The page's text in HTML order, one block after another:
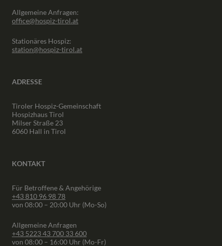
Allgemeine Anfragen:
office@hospiz-tirol.at
Stationäres Hospiz:
station@hospiz-tirol.at
ADRESSE
Tiroler Hospiz-Gemeinschaft
Hospizhaus Tirol
Milser Straße 23
6060 Hall in Tirol
KONTAKT
Für Betroffene & Angehörige
+43 810 96 98 78
von 08:00 – 20:00 Uhr (Mo-So)
Allgemeine Anfragen
+43 5223 43 700 33 600
von 08:00 – 16:00 Uhr (Mo-Fr)